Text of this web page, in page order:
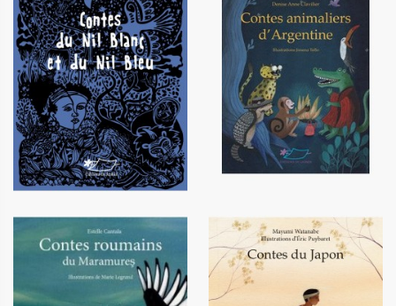
Contes du Nil Blanc et du Nil
Bleu
12,00 €
Contes animaliers d'Argentine
12,90 €